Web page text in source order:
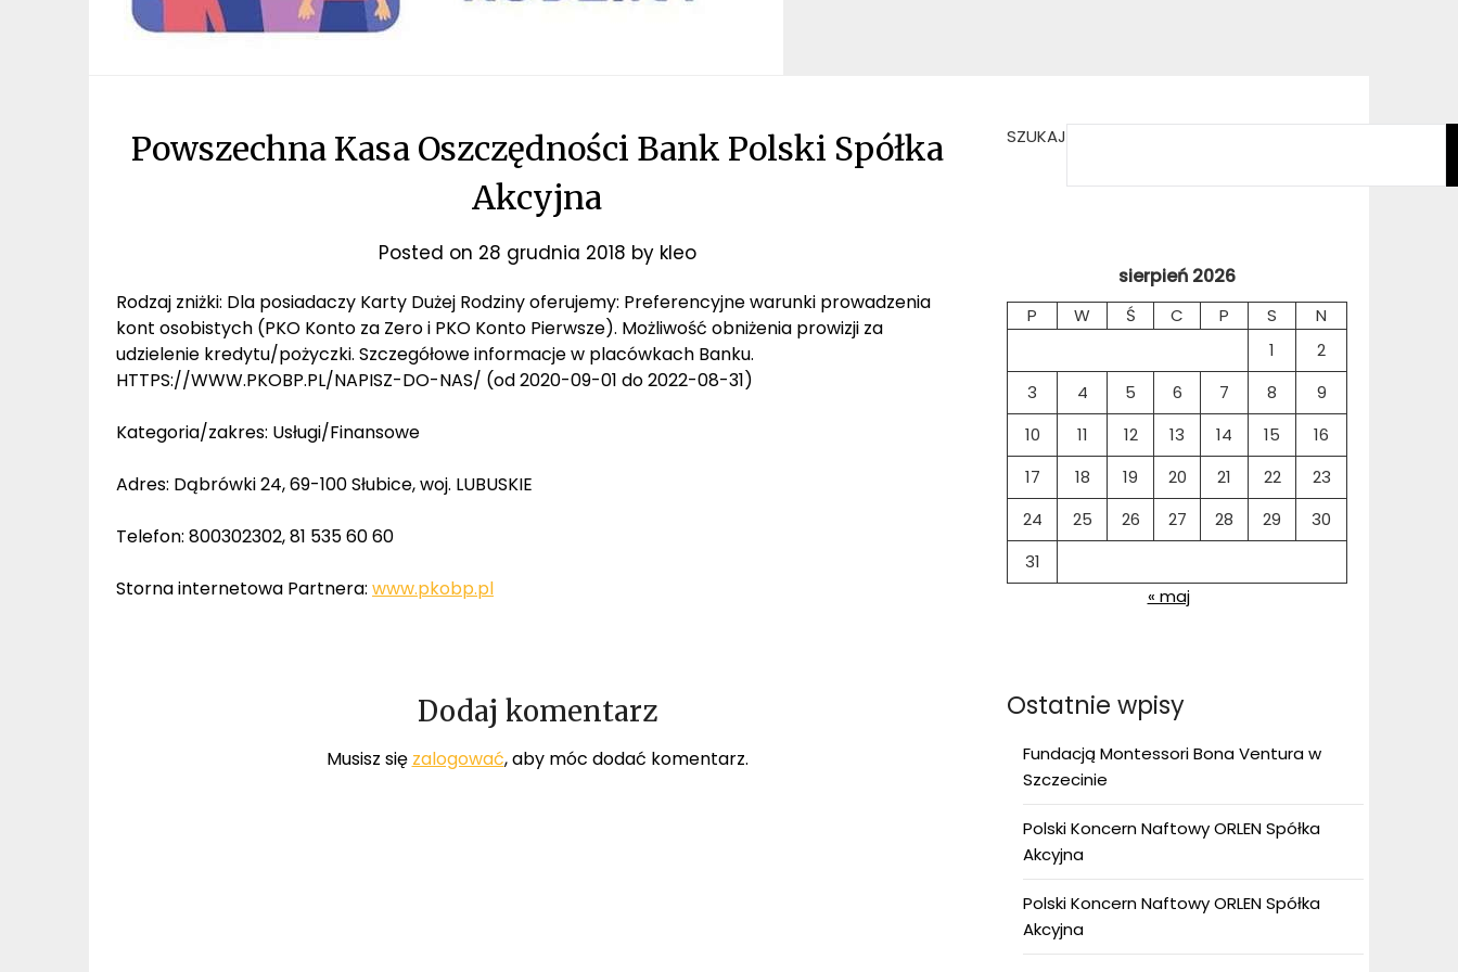
Powszechna Kasa Oszczędności Bank Polski Spółka
Akcyjna
Posted on 28 grudnia 2018 by kleo
Rodzaj zniżki: Dla posiadaczy Karty Dużej Rodziny oferujemy: Preferencyjne warunki prowadzenia
kont osobistych (PKO Konto za Zero i PKO Konto Pierwsze). Możliwość obniżenia prowizji za
udzielenie kredytu/pożyczki. Szczegółowe informacje w placówkach Banku.
HTTPS://WWW.PKOBP.PL/NAPISZ-DO-NAS/ (od 2020-09-01 do 2022-08-31)
Kategoria/zakres: Usługi/Finansowe
Adres: Dąbrówki 24, 69-100 Słubice, woj. LUBUSKIE
Telefon: 800302302, 81 535 60 60
Storna internetowa Partnera: www.pkobp.pl
Dodaj komentarz
Musisz się zalogować, aby móc dodać komentarz.
SZUKAJ
sierpień 2026
P W Ś C P S
N
1
2
3
4 5 6 7 8
9
10
11 12 13 14 15
16
17
18 19 20 21 22
23
24
25 26 27 28 29
30
31
« maj
Ostatnie wpisy
Fundacją Montessori Bona Ventura w
Szczecinie
Polski Koncern Naftowy ORLEN Spółka
Akcyjna
Polski Koncern Naftowy ORLEN Spółka
Akcyjna